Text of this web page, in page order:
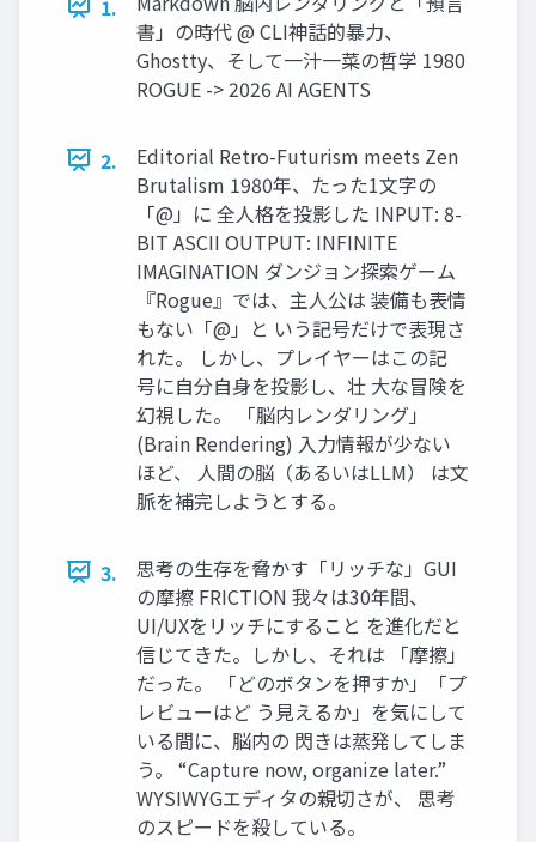
1.
書」の時代 @ CLI神話的暴力、
Ghostty、そして一汁一菜の哲学 1980
ROGUE -> 2026 AI AGENTS
2.
Editorial Retro-Futurism meets Zen
Brutalism 1980年、たった1文字の
「@」に 全人格を投影した INPUT: 8-
BIT ASCII OUTPUT: INFINITE
IMAGINATION ダンジョン探索ゲーム
『Rogue』では、主人公は 装備も表情
もない「@」と いう記号だけで表現さ
れた。 しかし、プレイヤーはこの記
号に自分自身を投影し、壮 大な冒険を
幻視した。 「脳内レンダリング」
(Brain Rendering) 入力情報が少ない
ほど、 人間の脳（あるいはLLM） は文
脈を補完しようとする。
3.
思考の生存を脅かす「リッチな」GUI
の摩擦 FRICTION 我々は30年間、
UI/UXをリッチにすること を進化だと
信じてきた。しかし、それは 「摩擦」
だった。 「どのボタンを押すか」「プ
レビューはど う見えるか」を気にして
いる間に、脳内の 閃きは蒸発してしま
う。 “Capture now, organize later.”
WYSIWYGエディタの親切さが、 思考
のスピードを殺している。